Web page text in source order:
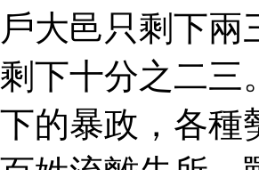
戶大邑只剩下兩
剩下十分之二三
下的暴政，各種